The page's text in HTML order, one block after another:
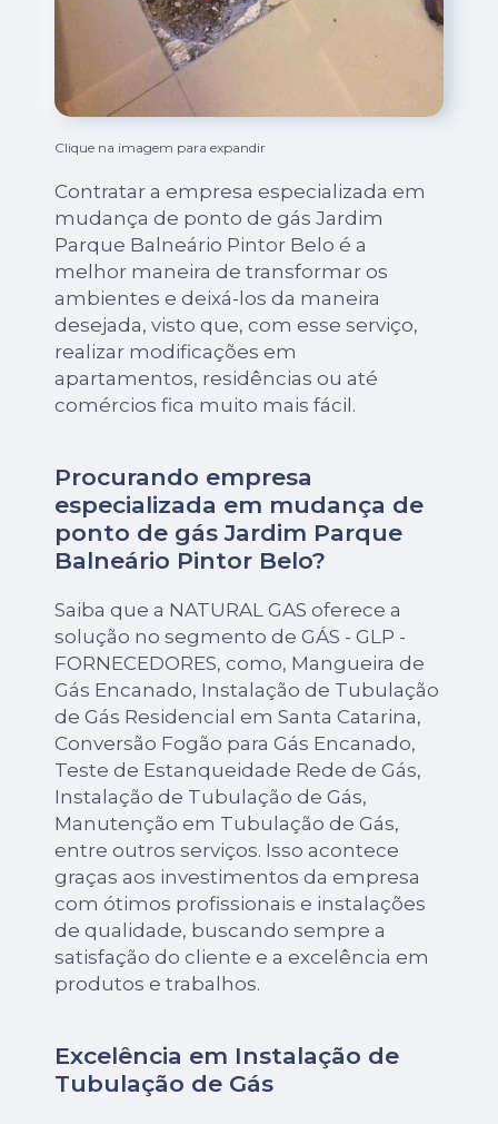
Clique na imagem para expandir
Contratar a empresa especializada em
mudança de ponto de gás Jardim
Parque Balneário Pintor Belo é a
melhor maneira de transformar os
ambientes e deixá-los da maneira
desejada, visto que, com esse serviço,
realizar modificações em
apartamentos, residências ou até
comércios fica muito mais fácil.
Procurando empresa
especializada em mudança de
ponto de gás Jardim Parque
Balneário Pintor Belo?
Saiba que a NATURAL GAS oferece a
solução no segmento de GÁS - GLP -
FORNECEDORES, como, Mangueira de
Gás Encanado, Instalação de Tubulação
de Gás Residencial em Santa Catarina,
Conversão Fogão para Gás Encanado,
Teste de Estanqueidade Rede de Gás,
Instalação de Tubulação de Gás,
Manutenção em Tubulação de Gás,
entre outros serviços. Isso acontece
graças aos investimentos da empresa
com ótimos profissionais e instalações
de qualidade, buscando sempre a
satisfação do cliente e a excelência em
produtos e trabalhos.
Excelência em Instalação de
Tubulação de Gás